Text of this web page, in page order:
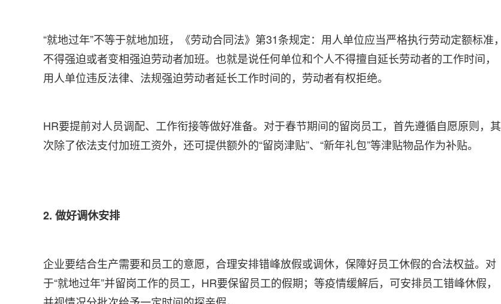
“就地过年”不等于就地加班，《劳动合同法》第31条规定：用人单位应当严格执行劳动定额标准，
不得强迫或者变相强迫劳动者加班。也就是说任何单位和个人不得擅自延长劳动者的工作时间，
用人单位违反法律、法规强迫劳动者延长工作时间的，劳动者有权拒绝。
HR要提前对人员调配、工作衔接等做好准备。对于春节期间的留岗员工，首先遵循自愿原则，其
次除了依法支付加班工资外，还可提供额外的“留岗津贴”、“新年礼包”等津贴物品作为补贴。
2. 做好调休安排
企业要结合生产需要和员工的意愿，合理安排错峰放假或调休，保障好员工休假的合法权益。对
于“就地过年”并留岗工作的员工，HR要保留员工的假期；等疫情缓解后，可安排员工错峰休假，